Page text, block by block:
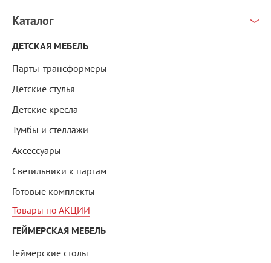
Каталог
ДЕТСКАЯ МЕБЕЛЬ
Парты-трансформеры
Детские стулья
Детские кресла
Тумбы и стеллажи
Аксессуары
Светильники к партам
Готовые комплекты
Товары по АКЦИИ
ГЕЙМЕРСКАЯ МЕБЕЛЬ
Геймерские столы